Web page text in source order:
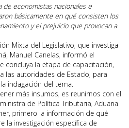
de economistas nacionales e
básicamente en qué consisten los
y el prejuicio que provocan a
Mixta del Legislativo, que investiga
Manuel Canelas, informó el
concluya la etapa de capacitación,
las autoridades de Estado, para
indagación del tema.
más insumos, es reunirnos con el
de Política Tributaria, Aduana
primero la información de qué
la investigación específica de